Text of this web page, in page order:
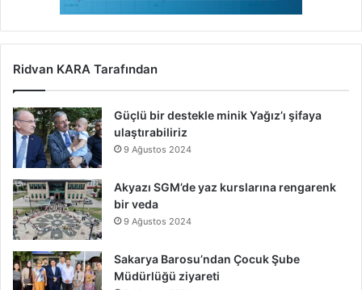
Ridvan KARA Tarafından
Güçlü bir destekle minik Yağız’ı şifaya
ulaştırabiliriz
9 Ağustos 2024
Akyazı SGM’de yaz kurslarına rengarenk
bir veda
9 Ağustos 2024
Sakarya Barosu’ndan Çocuk Şube
Müdürlüğü ziyareti